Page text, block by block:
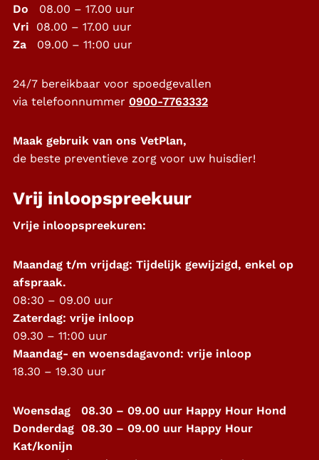
Do 08.00 – 17.00 uur
Vri 08.00 – 17.00 uur
Za 09.00 – 11:00 uur
24/7 bereikbaar voor spoedgevallen
via telefoonnummer 0900-7763332
Maak gebruik van ons VetPlan,
de beste preventieve zorg voor uw huisdier!
Vrij inloopspreekuur
Vrije inloopspreekuren:
Maandag t/m vrijdag: Tijdelijk gewijzigd, enkel op
afspraak.
08:30 – 09.00 uur
Zaterdag: vrije inloop
09.30 – 11:00 uur
Maandag- en woensdagavond: vrije inloop
18.30 – 19.30 uur
Woensdag 08.30 – 09.00 uur Happy Hour Hond
Donderdag 08.30 – 09.00 uur Happy Hour
Kat/konijn